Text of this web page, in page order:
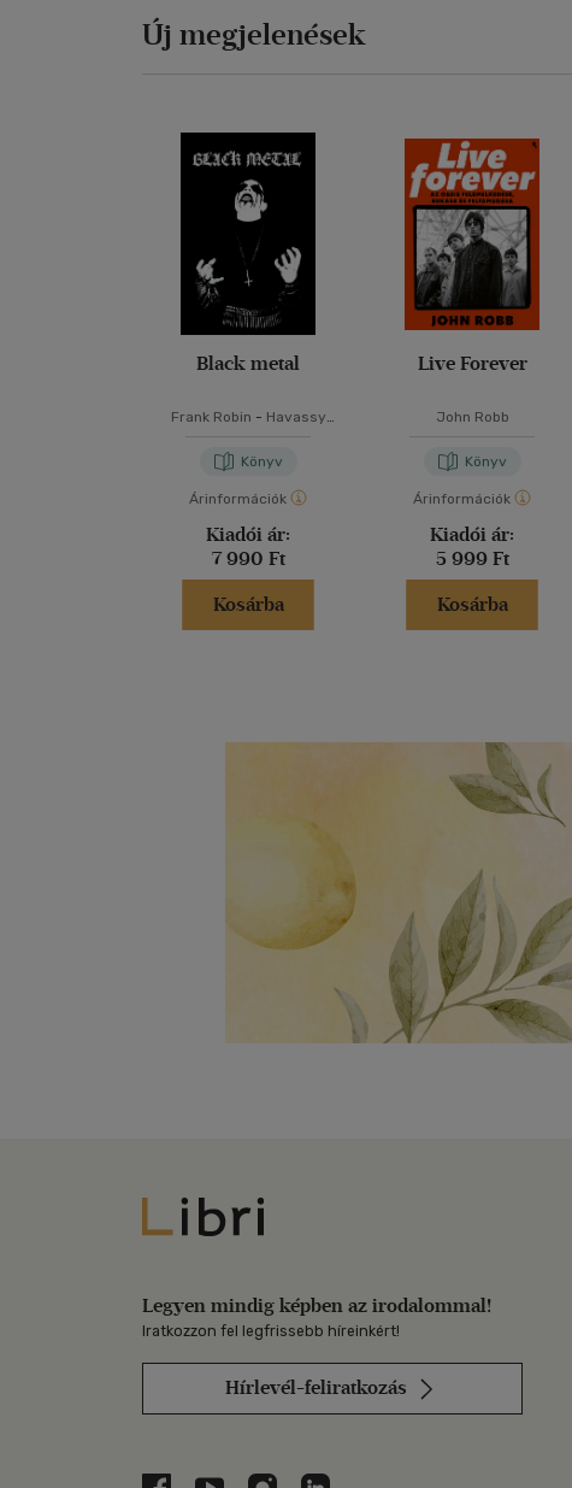
Új megjelenések
Black metal
Frank Robin - Havassy
Könyv
Árinformációk
Kiadói ár:
7 990 Ft
Kosárba
Live Forever
John Robb
Könyv
Árinformációk
Kiadói ár:
5 999 Ft
Kosárba
Libri
Legyen mindig képben az irodalommal!
Iratkozzon fel legfrissebb híreinkért!
Hírlevél-feliratkozás